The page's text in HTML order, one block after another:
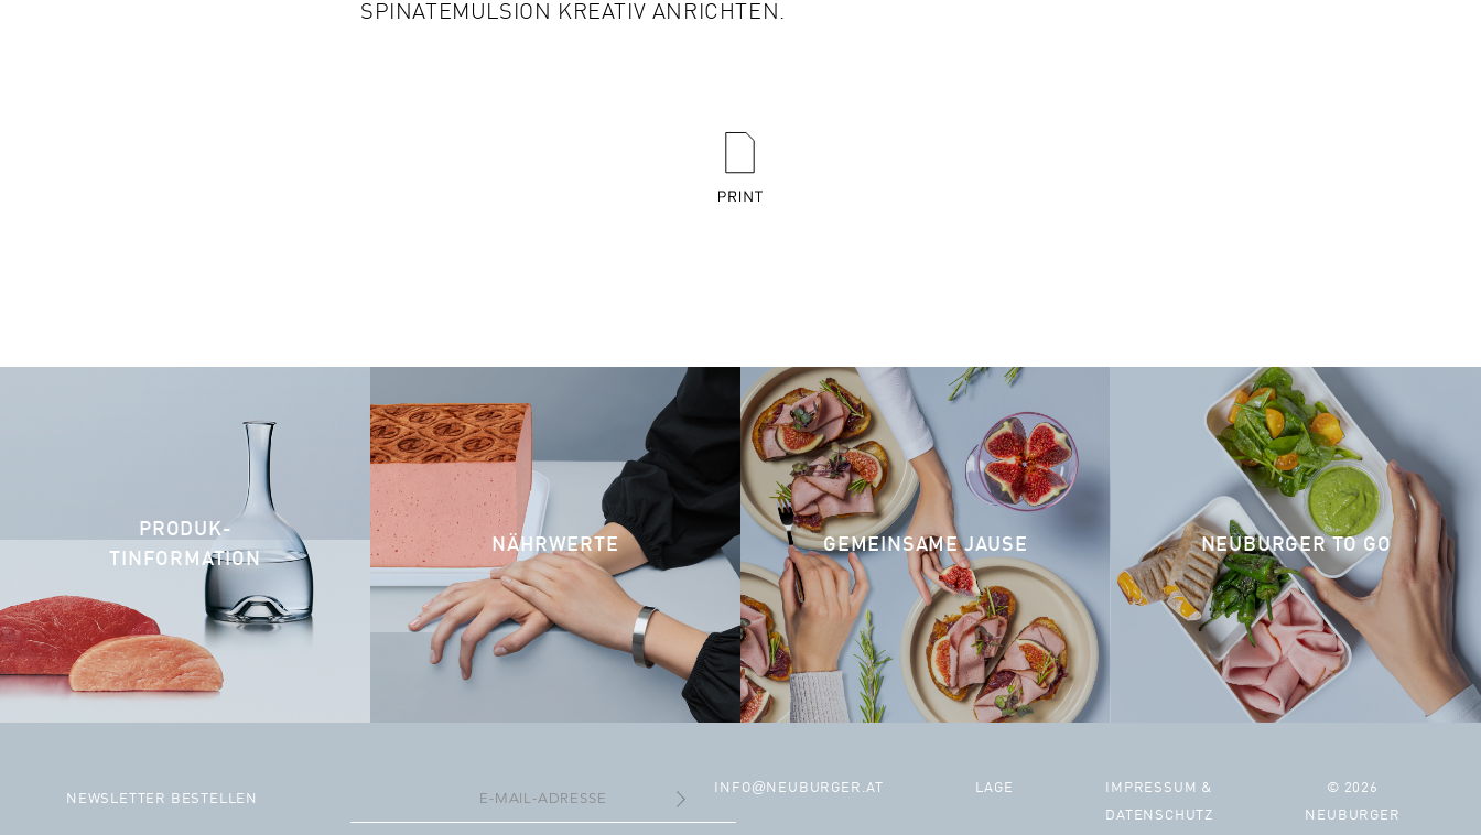
PINATEMULSION KREATIV ANRICHTEN.
PRODUK­
TINFORMATION
NÄHRWERTE GEMEINSAME JAUSE NEUBURGER TO GO
NEWSLETTER BESTELLEN
INFO@ NEUBURGER.AT LAGE
IMPRESSUM &
DATENSCHUTZ
© 2026
NEUBURGER